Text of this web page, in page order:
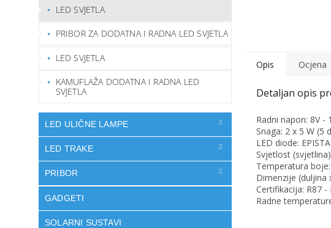
LED SVJETLA
PRIBOR ZA DODATNA I RADNA LED SVJETLA
LED SVJETLA
KAMUFLAŽA DODATNA I RADNA LED
SVJETLA
LED ULIČNE LAMPE
LED TRAKE
PRIBOR
GADGETI
SOLARNI SUSTAVI
Opis Ocjena
Radni napon: 8V -
Snaga: 2 x 5 W (5
LED diode:
Svjetlost
Temperatura
Dimenzije (duljina
Certifikacija: R87 -
Radne